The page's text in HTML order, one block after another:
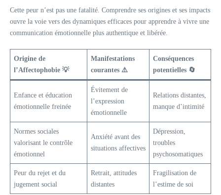
Cette peur n’est pas une fatalité. Comprendre ses origines et ses impacts
ouvre la voie vers des dynamiques efficaces pour apprendre à vivre une
communication émotionnelle plus authentique et libérée.
Origine de
l’Affectophobie 💡
Manifestations
courantes ⚠️
Conséquences
potentielles 🔄
Enfance et éducation
émotionnelle freinée
Évitement de
l’expression
émotionnelle
Relations distantes,
manque d’intimité
Normes sociales
valorisant le contrôle
émotionnel
Anxiété avant des
situations affectives
Dépression,
troubles
psychosomatiques
Peur du rejet et du
jugement social
Retrait, attitudes
distantes
Fragilisation de
l’estime de soi